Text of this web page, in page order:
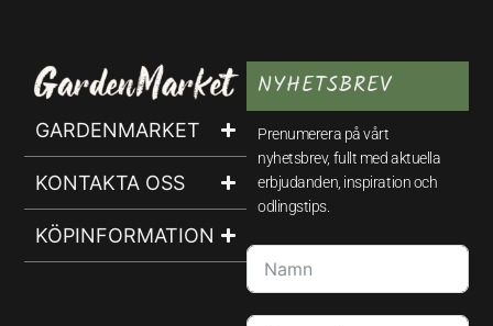
GARDENMARKET
KONTAKTA OSS
KÖPINFORMATION
NYHETSBREV
Prenumerera på vårt
nyhetsbrev, fullt med aktuella
erbjudanden, inspiration och
odlingstips.